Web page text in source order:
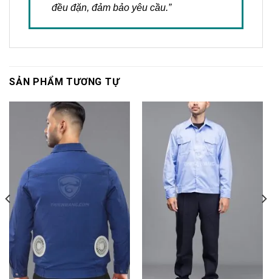
đều đặn, đảm bảo yêu cầu.”
SẢN PHẨM TƯƠNG TỰ